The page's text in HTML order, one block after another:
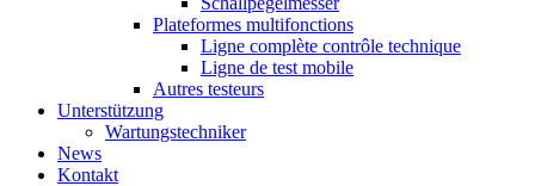
Plateformes multifonctions
Ligne complète contrôle technique
Ligne de test mobile
Autres testeurs
Unterstützung
Wartungstechniker
News
Kontakt